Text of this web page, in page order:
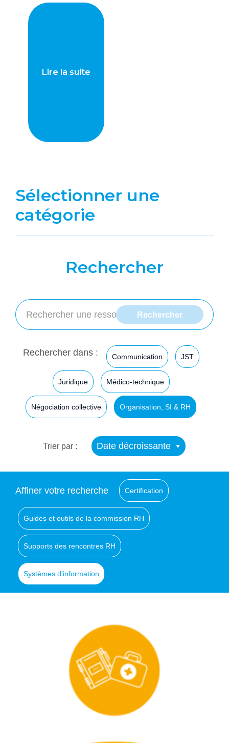
Lire la suite
Sélectionner une
catégorie
Rechercher
Rechercher dans : Communication JST
Juridique Médico-technique
Négociation collective Organisation, SI & RH
Trier par : Date décroissante
Affiner votre recherche Certification
Guides et outils de la commission RH
Supports des rencontres RH
Systèmes d'information